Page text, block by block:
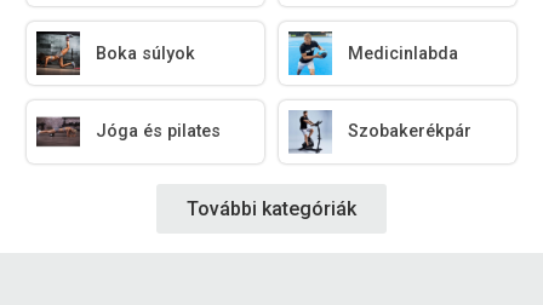
Boka súlyok Medicinlabda
Jóga és pilates Szobakerékpár
További kategóriák